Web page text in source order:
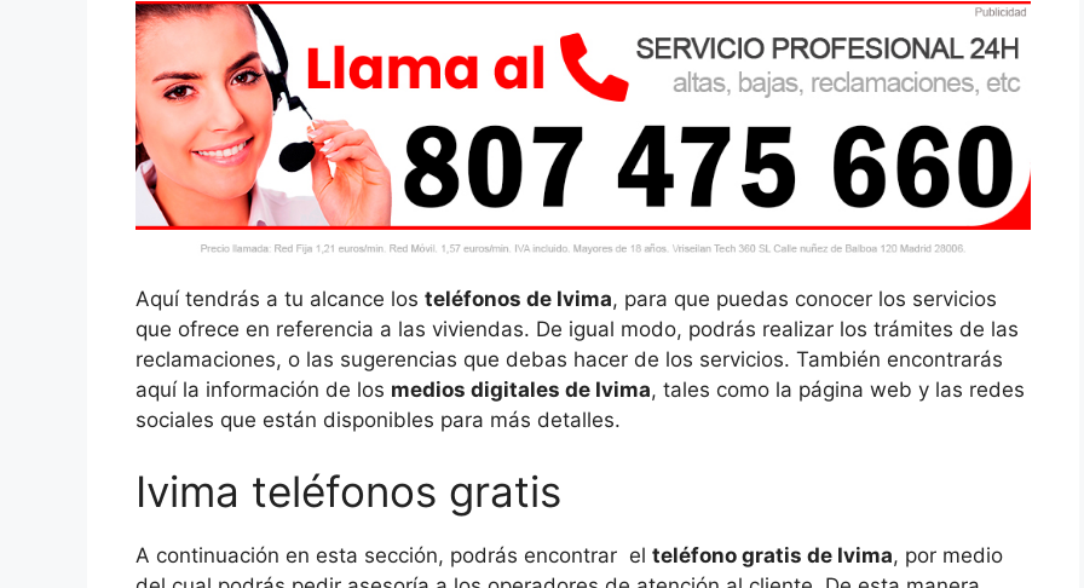
Aquí tendrás a tu alcance los teléfonos de Ivima, para que puedas conocer los servicios
que ofrece en referencia a las viviendas. De igual modo, podrás realizar los trámites de las
reclamaciones, o las sugerencias que debas hacer de los servicios. También encontrarás
aquí la información de los medios digitales de Ivima, tales como la página web y las redes
sociales que están disponibles para más detalles.
Ivima teléfonos gratis
A continuación en esta sección, podrás encontrar el teléfono gratis de Ivima, por medio